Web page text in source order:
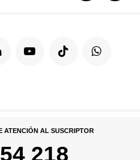
ATENCIÓN AL SUSCRIPTOR
218